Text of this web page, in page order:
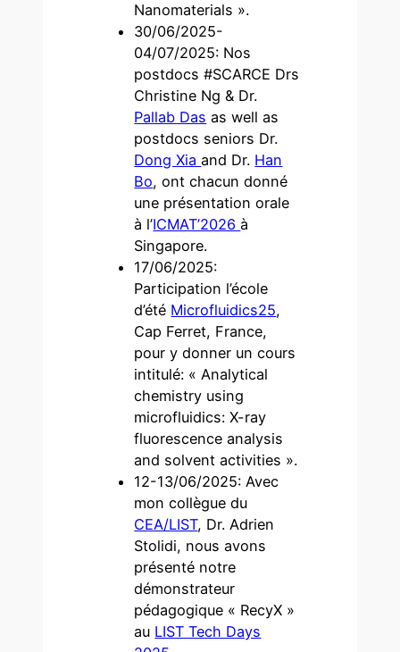
Nanomaterials ».
30/06/2025-
04/07/2025: Nos
postdocs #SCARCE Drs
Christine Ng & Dr.
Pallab Das as well as
postdocs seniors Dr.
Dong Xiaand Dr. Han
Bo, ont chacun donné
une présentation orale
à l’ICMAT’2026à
Singapore.
17/06/2025:
Participation l’école
d’été Microfluidics25,
Cap Ferret, France,
pour y donner un cours
intitulé: « Analytical
chemistry using
microfluidics: X-ray
fluorescence analysis
and solvent activities ».
12-13/06/2025: Avec
mon collègue du
CEA/LIST, Dr. Adrien
Stolidi, nous avons
présenté notre
démonstrateur
pédagogique « RecyX »
au LIST Tech Days